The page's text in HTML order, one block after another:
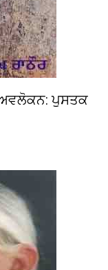
ਅਵਲੋਕਨ: ਪੁਸਤਕ